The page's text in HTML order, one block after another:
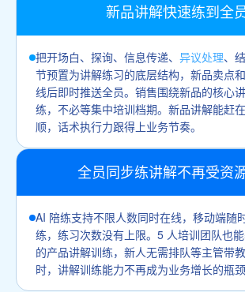
新品讲解快速练到全
把开场白、探询、信息传递、 异议处理、
节预置为讲解练习的底层结构，新品卖点
线后即时推送全员。销售围绕新品的核心
练，不必等集中培训档期。新品讲解能赶
顺，话术执行力跟得上业务节奏。
全员同步练讲解不再受资
AI 陪练支持不限人数同时在线，移动端随
练，练习次数没有上限。5 人培训团队也
的产品讲解训练，新人无需排队等主管带
时，讲解训练能力不再成为业务增长的瓶颈